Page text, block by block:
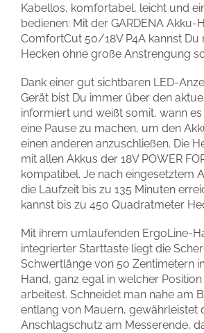
Kabellos, komfortabel, leicht und
bedienen: Mit der GARDENA Akku-
ComfortCut 50/18V P4A kannst Du
Hecken ohne große Anstrengung
Dank einer gut sichtbaren LED-
Gerät bist Du immer über den
informiert und weißt somit, wann
eine Pause zu machen, um den
einen anderen anzuschließen. Die
mit allen Akkus der 18V POWER
kompatibel. Je nach eingesetztem
die Laufzeit bis zu 135 Minuten
kannst bis zu 450 Quadratmeter
Mit ihrem umlaufenden ErgoLine-
integrierter Starttaste liegt die
Schwertlänge von 50 Zentimetern
Hand, ganz egal in welcher
arbeitest. Schneidet man nahe am
entlang von Mauern, gewährleistet
Anschlagschutz am Messerende,